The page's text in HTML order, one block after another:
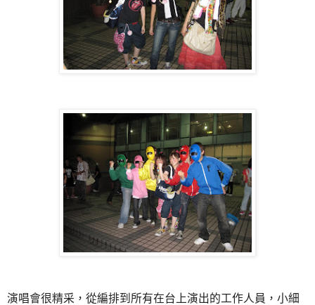
演唱會很精采，從編排到所有在台上演出的工作人員，小細